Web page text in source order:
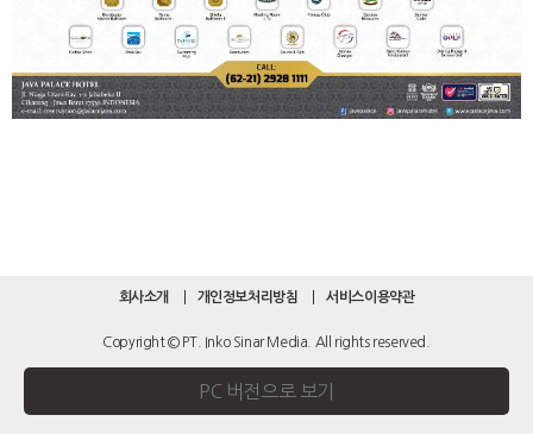
회사소개 개인정보처리방침 서비스이용약관
Copyright © PT. Inko Sinar Media. All rights reserved.
PC 버전으로 보기